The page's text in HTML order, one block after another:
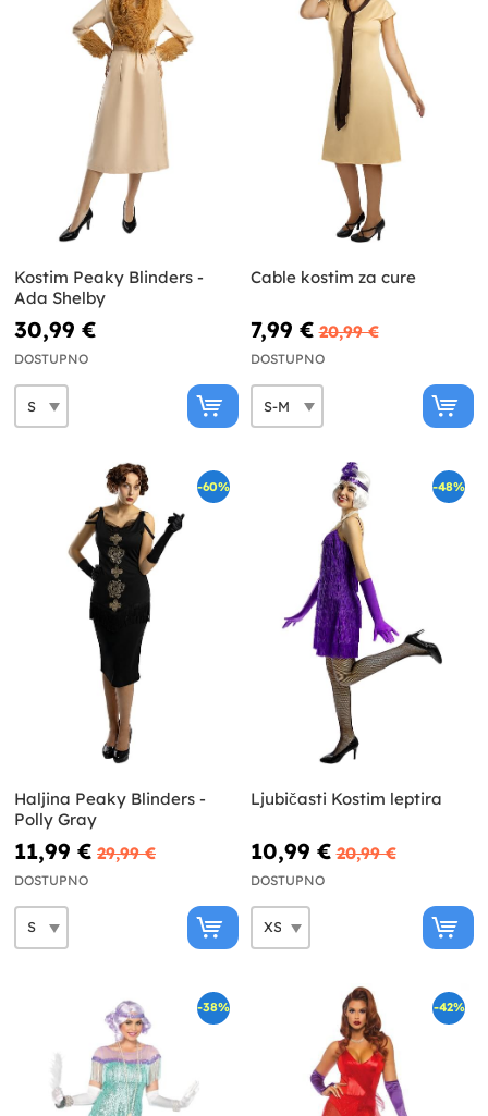
Kostim Peaky Blinders -
Ada Shelby
30,99 €
DOSTUPNO
Cable kostim za cure
7,99 € 20,99 €
DOSTUPNO
-60%
Haljina Peaky Blinders -
Polly Gray
11,99 € 29,99 €
DOSTUPNO
-48%
Ljubičasti Kostim leptira
10,99 € 20,99 €
DOSTUPNO
-38% -42%